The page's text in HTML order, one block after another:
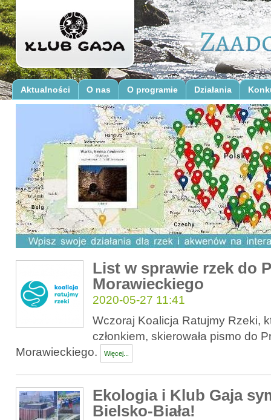
Aktualności O nas O programie Działania
List w sprawie rzek do
Morawieckiego
2020-05-27 11:41
Wczoraj Koalicja Ratujmy Rzeki,
członkiem, skierowała pismo do
Morawieckiego.
Więcej...
Ekologia i Klub Gaja
Bielsko-Biała!